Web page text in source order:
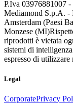
P.Iva 03976881007
Mediamond S.p.A. -
Amsterdam (Paesi
Monzese (MI)
riprodotti è vietata
sistemi di
espresso di
Legal
CorporatePrivacy